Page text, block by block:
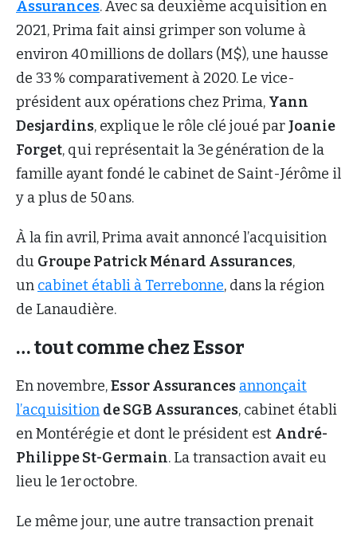
Assurances. Avec sa deuxième acquisition en
2021, Prima fait ainsi grimper son volume à
environ 40 millions de dollars (M$), une hausse
de 33 % comparativement à 2020. Le vice-
président aux opérations chez Prima, Yann
Desjardins, explique le rôle clé joué par Joanie
Forget, qui représentait la 3e génération de la
famille ayant fondé le cabinet de Saint-Jérôme il
y a plus de 50 ans.
À la fin avril, Prima avait annoncé l’acquisition
du Groupe Patrick Ménard Assurances,
un cabinet établi à Terrebonne, dans la région
de Lanaudière.
… tout comme chez Essor
En novembre,Essor Assurances annonçait
l’acquisition de SGB Assurances, cabinet établi
en Montérégie et dont le président est André-
Philippe St-Germain. La transaction avait eu
lieu le 1er octobre.
Le même jour, une autre transaction prenait